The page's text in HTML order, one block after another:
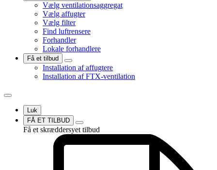
Vælg ventilationsaggregat
Vælg affugter
Vælg filter
Find luftrensere
Forhandler
Lokale forhandlere
Få et tilbud
Installation af affugtere
Installation af FTX-ventilation
Luk
FÅ ET TILBUD
Få et skræddersyet tilbud